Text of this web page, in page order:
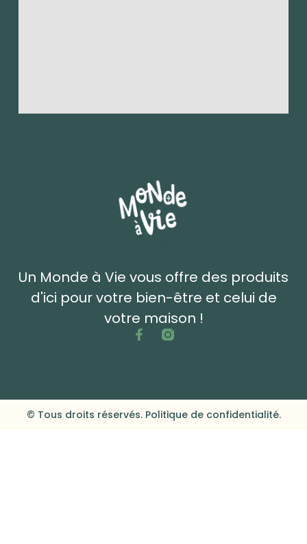
Un Monde à Vie vous offre des produits
d'ici pour votre bien-être et celui de
votre maison !
© Tous droits réservés. Politique de confidentialité.